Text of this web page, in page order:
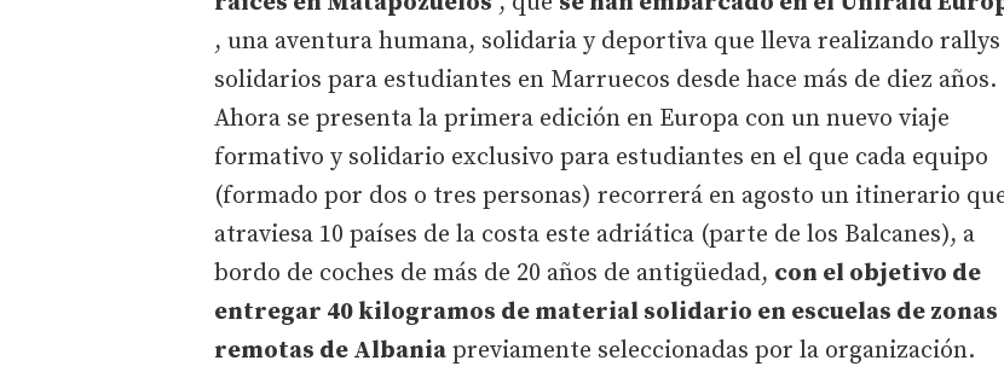
, una aventura humana, solidaria y deportiva que lleva realizando rallys
solidarios para estudiantes en Marruecos desde hace más de diez años.
Ahora se presenta la primera edición en Europa con un nuevo viaje
formativo y solidario exclusivo para estudiantes en el que cada equipo
(formado por dos o tres personas) recorrerá en agosto un itinerario
atraviesa 10 países de la costa este adriática (parte de los Balcanes), a
bordo de coches de más de 20 años de antigüedad, con el objetivo de
entregar 40 kilogramos de material solidario en escuelas de zonas
remotas de Albania previamente seleccionadas por la organización.